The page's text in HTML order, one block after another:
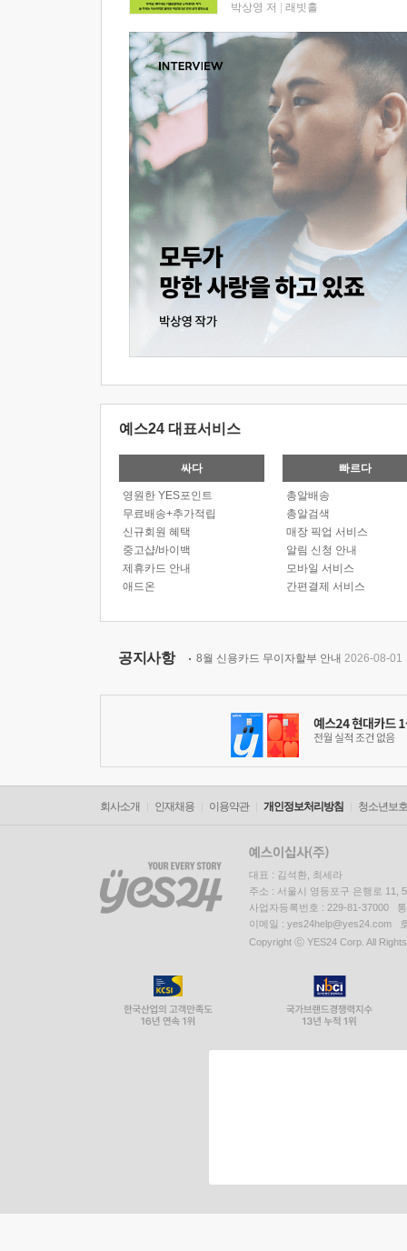
박상영 저 래빗홀
예스24 대표서비스
싸다
영원한 YES포인트
무료배송+추가적립
신규회원 혜택
중고샵/바이백
제휴카드 안내
애드온
빠르다
총알배송
총알검색
매장 픽업 서비스
알림 신청 안내
모바일 서비스
간편결제 서비스
공지사항 8월 신용카드 무이자할부 안내 2026-08-01
회사소개 인재채용 이용약관 개인정보처리방침 청소년보
대표 : 김석환, 최세라
주소 : 서울시 영등포구 은행로 11,
사업자등록번호 : 229-81-37000
이메일 : yes24help@yes24.com
Copyright ⓒ YES24 Corp. All